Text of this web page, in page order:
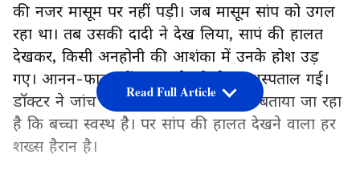
की नजर मासूम पर नहीं पड़ी। जब मासूम सांप को उगल
रहा था। तब उसकी दादी ने देख लिया, सापं की हालत
देखकर, किसी अनहोनी की आशंका में उनके होश उड़
गए। आनन-फानन में वह बच्चे को लेकर अस्पताल गई।
डॉक्टर ने जांच की और इलाज शुरु किया। बताया जा रहा
है कि बच्चा स्वस्थ है। पर सांप की हालत देखने वाला हर
शख्स हैरान है।
Read Full Article